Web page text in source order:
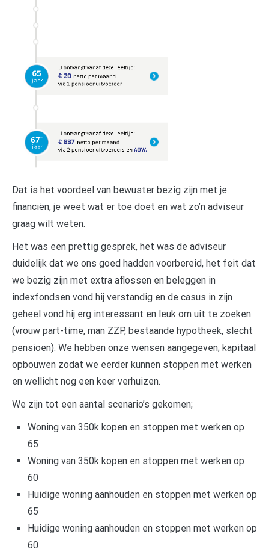
Dat is het voordeel van bewuster bezig zijn met je
financiën, je weet wat er toe doet en wat zo’n adviseur
graag wilt weten.
Het was een prettig gesprek, het was de adviseur
duidelijk dat we ons goed hadden voorbereid, het feit dat
we bezig zijn met extra aflossen en beleggen in
indexfondsen vond hij verstandig en de casus in zijn
geheel vond hij erg interessant en leuk om uit te zoeken
(vrouw part-time, man ZZP, bestaande hypotheek, slecht
pensioen). We hebben onze wensen aangegeven; kapitaal
opbouwen zodat we eerder kunnen stoppen met werken
en wellicht nog een keer verhuizen.
We zijn tot een aantal scenario’s gekomen;
Woning van 350k kopen en stoppen met werken op
65
Woning van 350k kopen en stoppen met werken op
60
Huidige woning aanhouden en stoppen met werken op
65
Huidige woning aanhouden en stoppen met werken op
60